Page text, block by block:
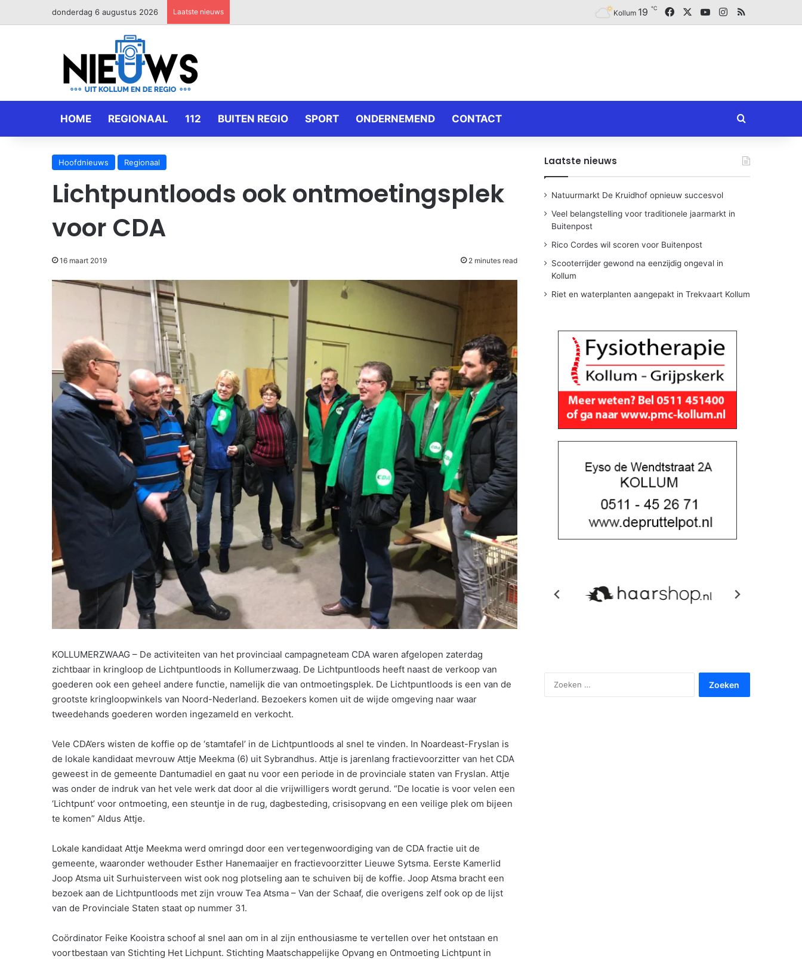
donderdag 6 augustus 2026 Laatste nieuws Kollum 19 ℃ FacebookYouTubeInstagram
RSS
HOME REGIONAAL 112 BUITEN REGIO SPORT ONDERNEMEND CONTACT Zoeken naar
Hoofdnieuws Regionaal
Lichtpuntloods ook ontmoetingsplek
voor CDA
16 maart 2019 2 minutes read
KOLLUMERZWAAG – De activiteiten van het provinciaal campagneteam CDA waren afgelopen zaterdag
zichtbaar in kringloop de Lichtpuntloods in Kollumerzwaag. De Lichtpuntloods heeft naast de verkoop van
goederen ook een geheel andere functie, namelijk die van ontmoetingsplek. De Lichtpuntloods is een van de
grootste kringloopwinkels van Noord-Nederland. Bezoekers komen uit de wijde omgeving naar waar
tweedehands goederen worden ingezameld en verkocht.
Vele CDA’ers wisten de koffie op de ‘stamtafel’ in de Lichtpuntloods al snel te vinden. In Noardeast-Fryslan is
de lokale kandidaat mevrouw Attje Meekma (6) uit Sybrandhus. Attje is jarenlang fractievoorzitter van het CDA
geweest in de gemeente Dantumadiel en gaat nu voor een periode in de provinciale staten van Fryslan. Attje
was onder de indruk van het vele werk dat door al die vrijwilligers wordt gerund. “De locatie is voor velen een
‘Lichtpunt’ voor ontmoeting, een steuntje in de rug, dagbesteding, crisisopvang en een veilige plek om bijeen
te komen” Aldus Attje.
Lokale kandidaat Attje Meekma werd omringd door een vertegenwoordiging van de CDA fractie uit de
gemeente, waaronder wethouder Esther Hanemaaijer en fractievoorzitter Lieuwe Sytsma. Eerste Kamerlid
Joop Atsma uit Surhuisterveen wist ook nog plotseling aan te schuiven bij de koffie. Joop Atsma bracht een
bezoek aan de Lichtpuntloods met zijn vrouw Tea Atsma – Van der Schaaf, die overigens zelf ook op de lijst
van de Provinciale Staten staat op nummer 31.
Coördinator Feike Kooistra schoof al snel aan om in al zijn enthousiasme te vertellen over het ontstaan en
voortbestaan van Stichting Het Lichpunt. Stichting Maatschappelijke Opvang en Ontmoeting Lichtpunt in
Laatste nieuws
Natuurmarkt De Kruidhof opnieuw succesvol
Veel belangstelling voor traditionele jaarmarkt in
Buitenpost
Rico Cordes wil scoren voor Buitenpost
Scooterrijder gewond na eenzijdig ongeval in
Kollum
Riet en waterplanten aangepakt in Trekvaart Kollum
naar: